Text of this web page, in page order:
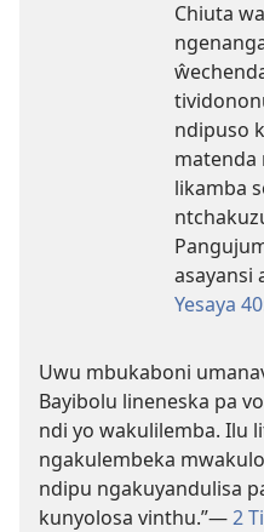
Chiuta
ndipuso
matenda
likamba
Yesaya
Uwu mbukaboni
Bayibolu lineneska pa
ndi yo wakulilemba. Ilu
ngakulembeka
ndipu ngakuyandulisa
kunyolosa vinthu.”—2